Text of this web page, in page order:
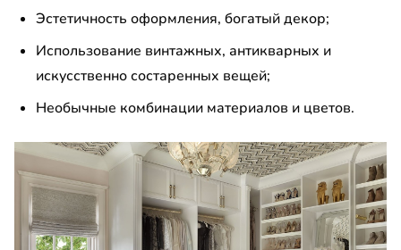
Эстетичность оформления, богатый декор;
Использование винтажных, антикварных и
искусственно состаренных вещей;
Необычные комбинации материалов и цветов.